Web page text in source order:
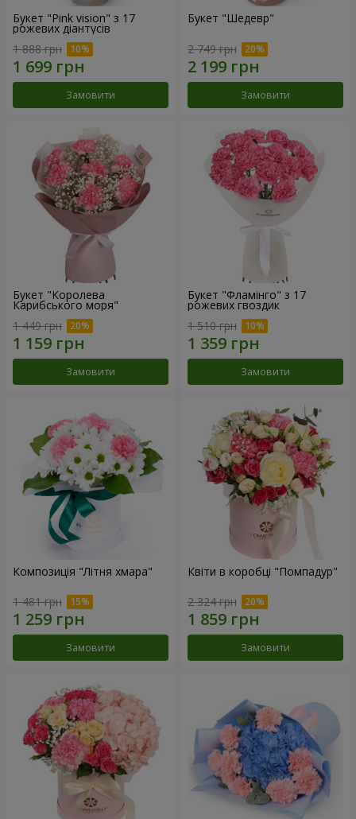
Букет "Pink vision" з 17
рожевих діантусів
1 888 грн
Замовити
Букет "Шедевр"
2 749 грн
Замовити
Букет "Королева
Карибського моря"
1 449 грн
Замовити
Букет "Фламінго" з 17
рожевих гвоздик
1 510 грн
Замовити
Композиція "Літня хмара"
1 481 грн
Замовити
Квіти в коробці "Помпадур"
2 324 грн
Замовити